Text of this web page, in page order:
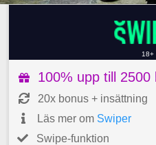
18+
100% upp till 2500
20x bonus + insättning
Läs mer om Swiper
Swipe-funktion